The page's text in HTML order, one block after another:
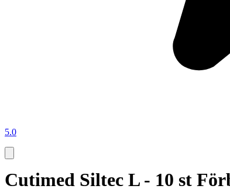
5.0
Cutimed Siltec L - 10 st